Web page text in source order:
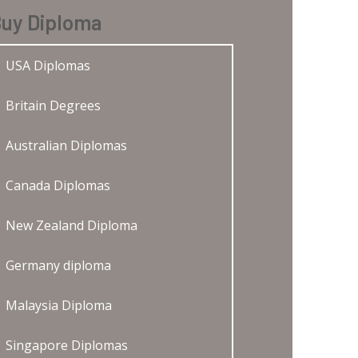
Diploma
USA Diplomas
Britain Degrees
Australian Diplomas
Canada Diplomas
New Zealand Diploma
Germany diploma
Malaysia Diploma
Singapore Diplomas